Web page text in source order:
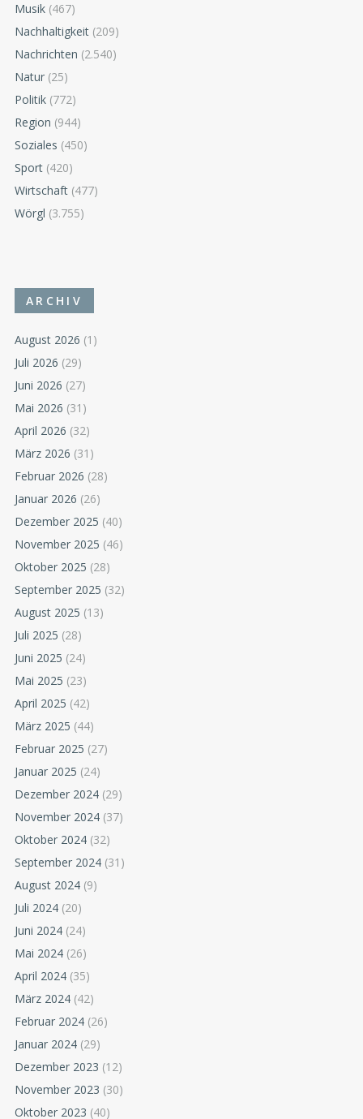
Musik (467)
Nachhaltigkeit (209)
Nachrichten (2.540)
Natur (25)
Politik (772)
Region (944)
Soziales (450)
Sport (420)
Wirtschaft (477)
Wörgl (3.755)
ARCHIV
August 2026 (1)
Juli 2026 (29)
Juni 2026 (27)
Mai 2026 (31)
April 2026 (32)
März 2026 (31)
Februar 2026 (28)
Januar 2026 (26)
Dezember 2025 (40)
November 2025 (46)
Oktober 2025 (28)
September 2025 (32)
August 2025 (13)
Juli 2025 (28)
Juni 2025 (24)
Mai 2025 (23)
April 2025 (42)
März 2025 (44)
Februar 2025 (27)
Januar 2025 (24)
Dezember 2024 (29)
November 2024 (37)
Oktober 2024 (32)
September 2024 (31)
August 2024 (9)
Juli 2024 (20)
Juni 2024 (24)
Mai 2024 (26)
April 2024 (35)
März 2024 (42)
Februar 2024 (26)
Januar 2024 (29)
Dezember 2023 (12)
November 2023 (30)
Oktober 2023 (40)